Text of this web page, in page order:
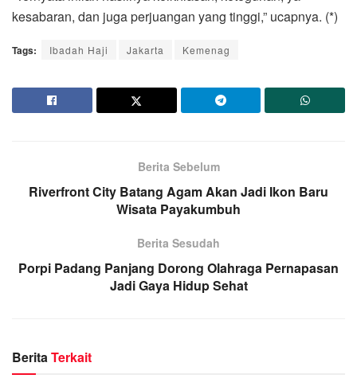
kesabaran, dan juga perjuangan yang tinggi,” ucapnya. (*)
Tags: Ibadah Haji Jakarta Kemenag
Berita Sebelum
Riverfront City Batang Agam Akan Jadi Ikon Baru
Wisata Payakumbuh
Berita Sesudah
Porpi Padang Panjang Dorong Olahraga Pernapasan
Jadi Gaya Hidup Sehat
BeritaTerkait